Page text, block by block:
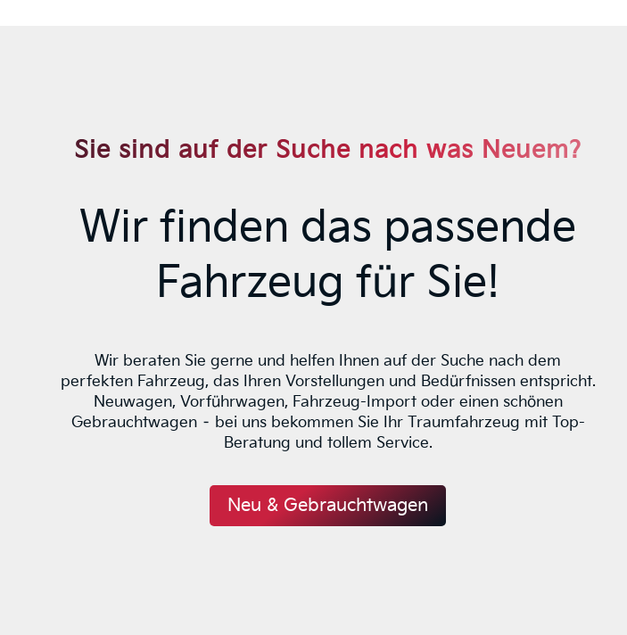
Sie sind auf der Suche nach was Neuem?
Wir finden das passende
Fahrzeug für Sie!
Wir beraten Sie gerne und helfen Ihnen auf der Suche nach dem
perfekten Fahrzeug, das Ihren Vorstellungen und Bedürfnissen entspricht.
Neuwagen, Vorführwagen, Fahrzeug-Import oder einen schönen
Gebrauchtwagen – bei uns bekommen Sie Ihr Traumfahrzeug mit Top-
Beratung und tollem Service.
Neu & Gebrauchtwagen